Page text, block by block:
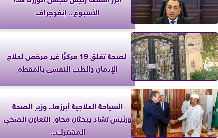
الأسبوع... إنفوجراف
الصحة تغلق 19 مركزًا غير مرخص لعلاج
الإدمان والطب النفسي بالمقطم
السياحة العلاجية أبرزها.. وزير الصحة
ورئيس تشاد يبحثان محاور التعاون الصحي
المشترك...